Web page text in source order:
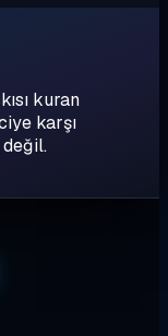
kuran
karşı